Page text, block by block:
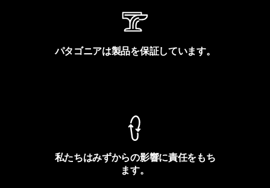
パタゴニアは製品を保証しています。
私たちはみずからの影響に責任をもち
ます。